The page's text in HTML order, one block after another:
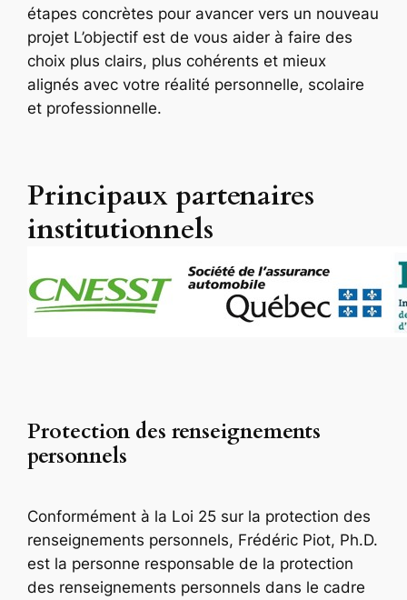
étapes concrètes pour avancer vers un nouveau
projet L’objectif est de vous aider à faire des
choix plus clairs, plus cohérents et mieux
alignés avec votre réalité personnelle, scolaire
et professionnelle.
Principaux partenaires
institutionnels
Protection des renseignements
personnels
Conformément à la Loi 25 sur la protection des
renseignements personnels, Frédéric Piot, Ph.D.
est la personne responsable de la protection
des renseignements personnels dans le cadre